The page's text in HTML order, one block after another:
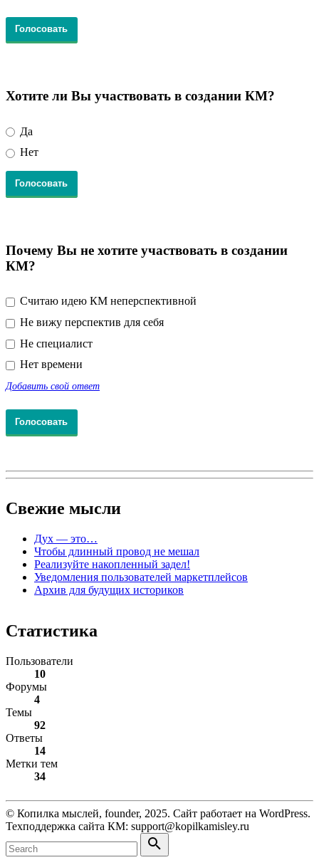
Хотите ли Вы участвовать в создании КМ?
Да
Нет
Почему Вы не хотите участвовать в создании
КМ?
Считаю идею КМ неперспективной
Не вижу перспектив для себя
Не специалист
Нет времени
Добавить свой ответ
Свежие мысли
Дух — это…
Чтобы длинный провод не мешал
Реализуйте накопленный задел!
Уведомления пользователей маркетплейсов
Архив для будущих историков
Статистика
Пользователи
10
Форумы
4
Темы
92
Ответы
14
Метки тем
34
© Копилка мыслей, founder, 2025. Сайт работает на WordPress.
Техподдержка сайта КМ: support@kopilkamisley.ru
Search